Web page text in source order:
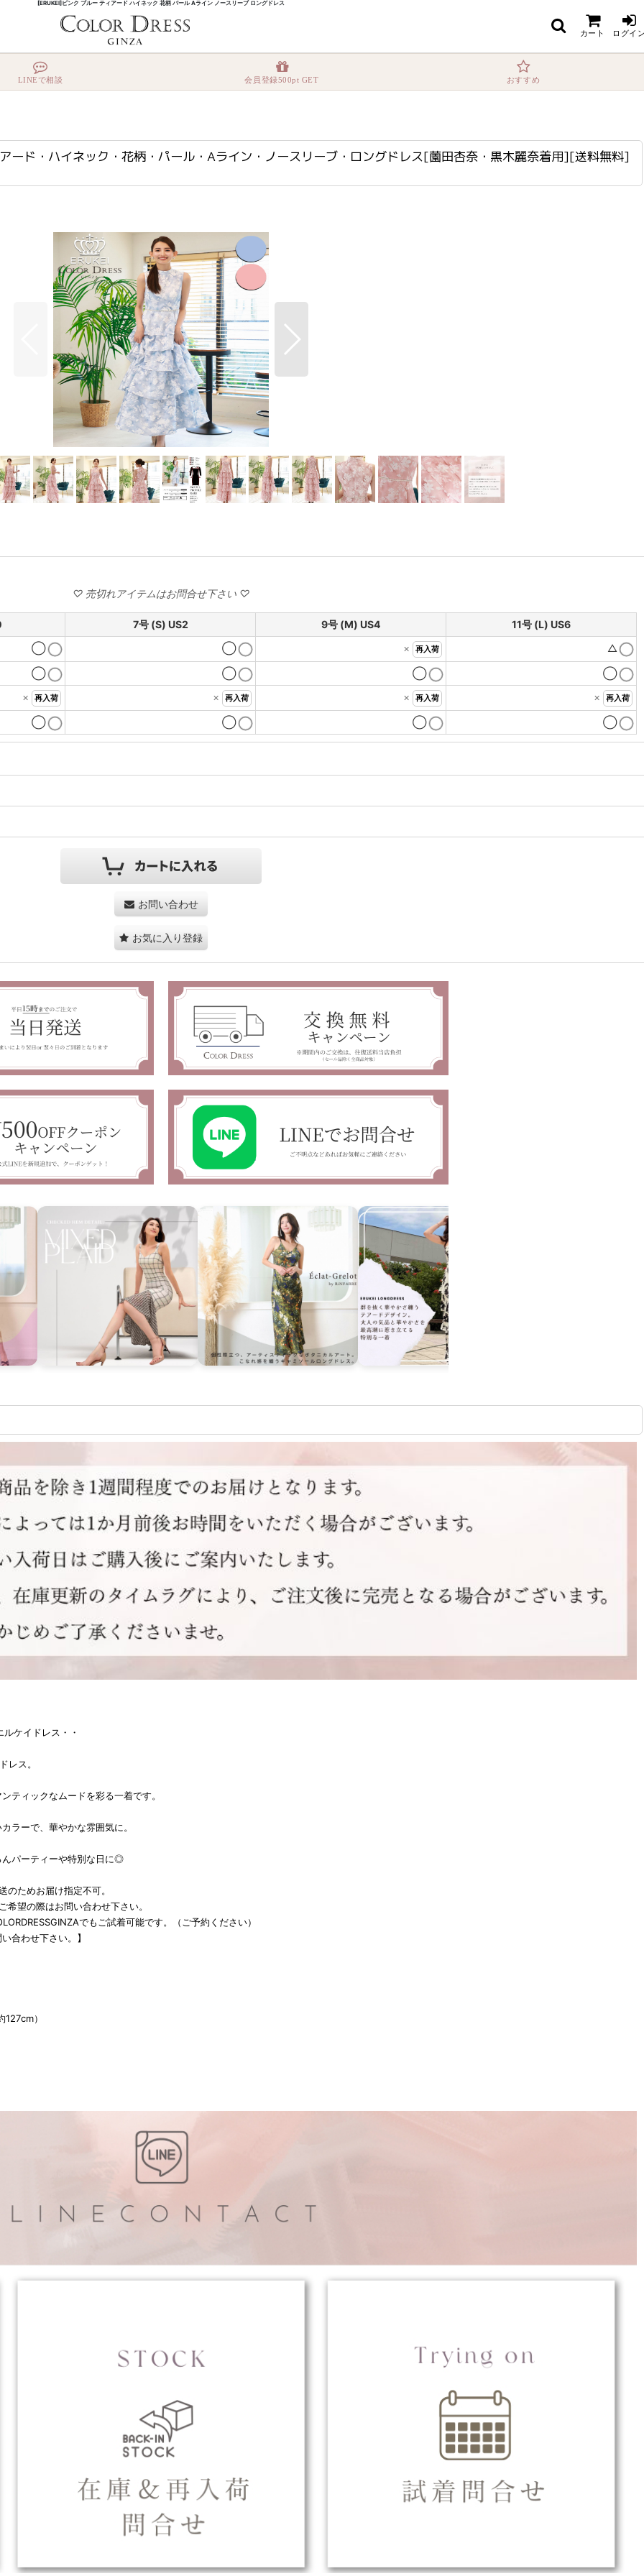
[ERUKEI]ピンク ブルー ティアード ハイネック 花柄 パール Aライン ノースリーブ ロングドレス
カート ログイ
LINEで相談 会員登録500pt GET おすすめ
ード・ハイネック・花柄・パール・Aライン・ノースリーブ・ロングドレス[薗田杏奈・黒木麗奈着用][送料無料]
ド・ハイネック・花柄・パール・Aライン・ノースリーブ・ロングドレス[薗田杏奈・黒木麗奈着用][送料無料]
7号 (S) US2 9号 (M) US4
11号 (L) US6
◯
◯ × 再入荷 △
◯ ◯ ◯
◯
×
再入荷 × 再入荷 × 再入荷 × 再入荷
◯ ◯ ◯ ◯
お問い合わせ
お気に入り登録
ルケイドレス・・
レス。
ティックなムードを彩る一着です。
ラーで、華やかな雰囲気に。
んパーティーや特別な日に◎
のためお届け指定不可。
希望の際はお問い合わせ下さい。
でもご試着可能です。（ご予約ください）
合わせ下さい。】
）